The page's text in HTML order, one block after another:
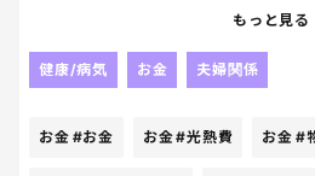
題もかなり心配になる。
心配してもしょうがないけど
配。
もっと見る
健康/病気 お金 夫婦関係
お金 #お金 お金#光熱費 お金 #